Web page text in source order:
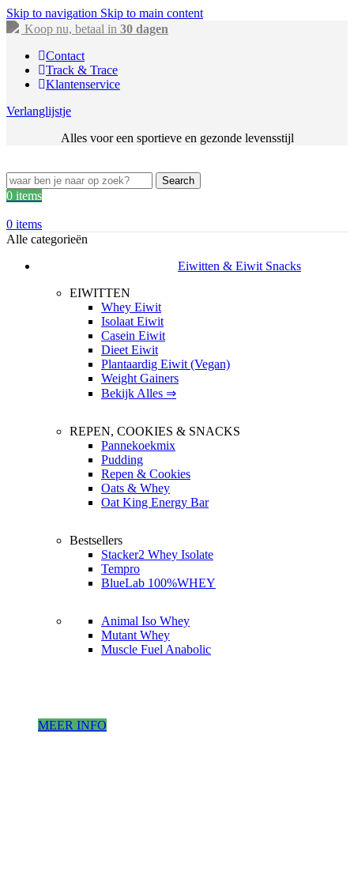
Skip to navigation Skip to main content
Koop nu, betaal in 30 dagen
Contact
Track & Trace
Klantenservice
Verlanglijstje
Alles voor een sportieve en gezonde levensstijl
Search
0 items
0 items
Alle categorieën
Eiwitten & Eiwit Snacks
EIWITTEN
Whey Eiwit
Isolaat Eiwit
Casein Eiwit
Dieet Eiwit
Plantaardig Eiwit (Vegan)
Weight Gainers
Bekijk Alles ⇒
REPEN, COOKIES & SNACKS
Pannekoekmix
Pudding
Repen & Cookies
Oats & Whey
Oat King Energy Bar
Bestsellers
Stacker2 Whey Isolate
Tempro
BlueLab 100%WHEY
Animal Iso Whey
Mutant Whey
Muscle Fuel Anabolic
MEER INFO